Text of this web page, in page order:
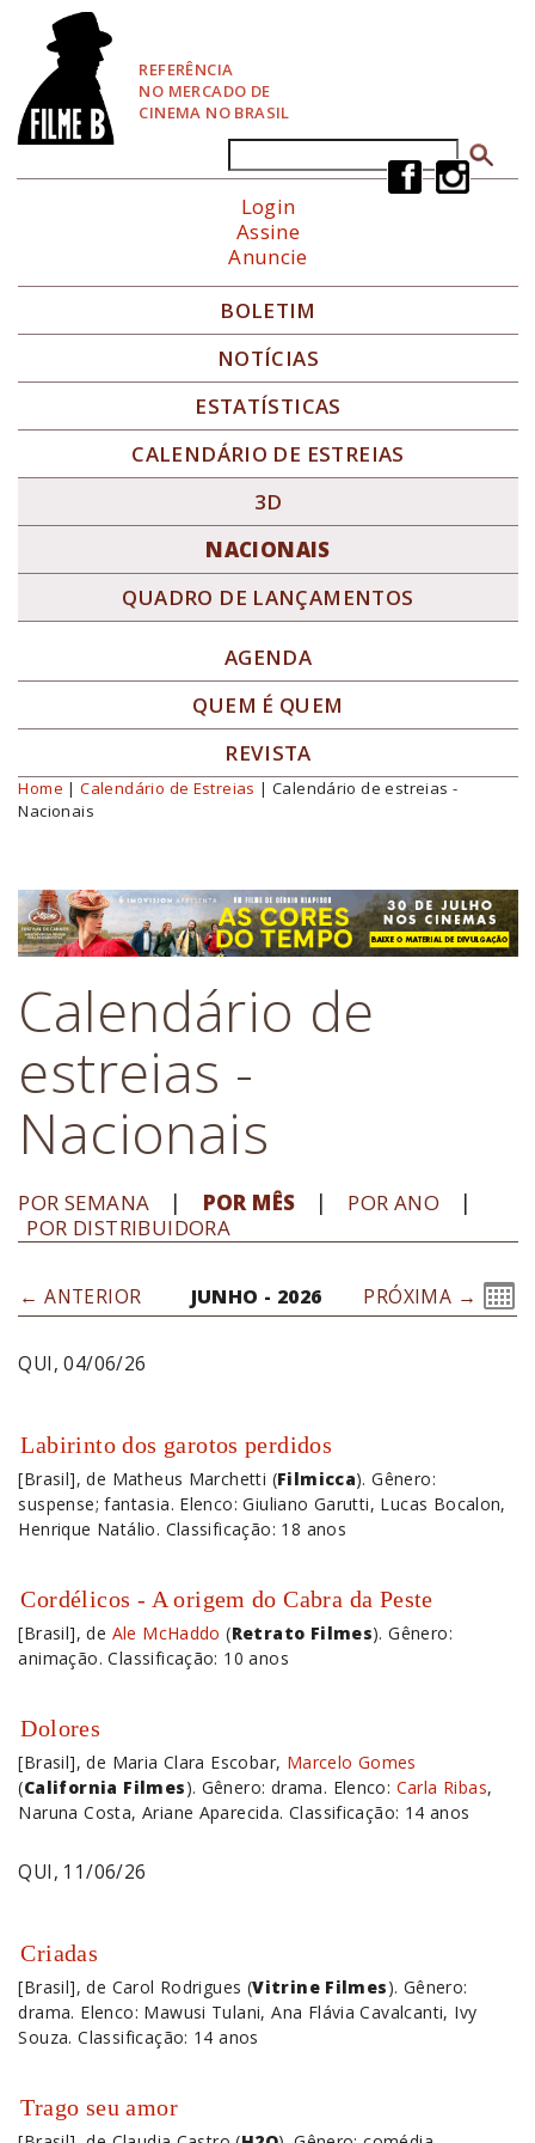
REFERÊNCIA
NO MERCADO DE
CINEMA NO BRASIL
Formulário de busca
Login
Assine
Anuncie
BOLETIM
NOTÍCIAS
ESTATÍSTICAS
CALENDÁRIO DE ESTREIAS
3D
NACIONAIS
QUADRO DE LANÇAMENTOS
AGENDA
QUEM É QUEM
REVISTA
Você está aqui
Home |Calendário de Estreias | Calendário de estreias -
Nacionais
Calendário de
estreias -
Nacionais
POR SEMANA POR MÊS
POR ANO
POR DISTRIBUIDORA
← ANTERIOR JUNHO - 2026 PRÓXIMA →
QUI, 04/06/26
Labirinto dos garotos perdidos
[Brasil], de Matheus Marchetti (Filmicca). Gênero:
suspense; fantasia. Elenco: Giuliano Garutti, Lucas Bocalon,
Henrique Natálio. Classificação: 18 anos
Cordélicos - A origem do Cabra da Peste
[Brasil], de Ale McHaddo (Retrato Filmes). Gênero:
animação. Classificação: 10 anos
Dolores
[Brasil], de Maria Clara Escobar, Marcelo Gomes
(California Filmes). Gênero: drama. Elenco: Carla Ribas,
Naruna Costa, Ariane Aparecida. Classificação: 14 anos
QUI, 11/06/26
Criadas
[Brasil], de Carol Rodrigues (Vitrine Filmes). Gênero:
drama. Elenco: Mawusi Tulani, Ana Flávia Cavalcanti, Ivy
Souza. Classificação: 14 anos
Trago seu amor